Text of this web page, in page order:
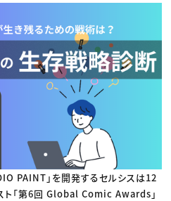
お知らせ
ル×つながる×メディア
PAINT」を開発するセルシスは12
ト「第6回 Global Comic Awards」